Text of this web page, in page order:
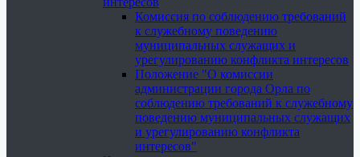
Комиссия по соблюдению требований
к служебному поведению
муниципальных служащих и
урегулированию конфликта интересов
Положение "О комиссии
администрации города Орла по
соблюдению требований к служебному
поведению муниципальных служащих
и урегулированию конфликта
интересов"